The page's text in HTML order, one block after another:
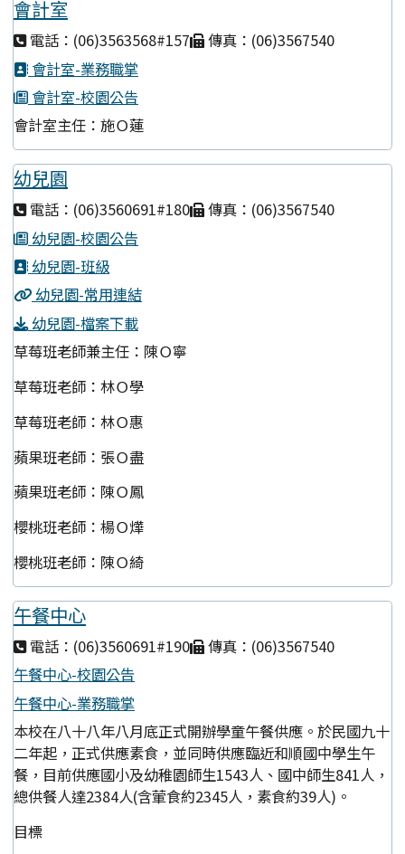
會計室
電話：(06)3563568#157
傳真：(06)3567540
會計室-業務職掌
會計室-校園公告
會計室主任：施Ｏ蓮
幼兒園
電話：(06)3560691#180
傳真：(06)3567540
幼兒園-校園公告
幼兒園-班級
幼兒園-常用連結
幼兒園-檔案下載
草莓班老師兼主任：陳Ｏ寧
草莓班老師：林Ｏ學
草莓班老師：林Ｏ惠
蘋果班老師：張Ｏ盡
蘋果班老師：陳Ｏ鳳
櫻桃班老師：楊Ｏ燁
櫻桃班老師：陳Ｏ綺
午餐中心
電話：(06)3560691#190
傳真：(06)3567540
午餐中心-校園公告
午餐中心-業務職掌
本校在八十八年八月底正式開辦學童午餐供應。於民國九十
二年起，正式供應素食，並同時供應臨近和順國中學生午
餐，目前供應國小及幼稚園師生1543人、國中師生841人，
總供餐人達2384人(含葷食約2345人，素食約39人)。
目標